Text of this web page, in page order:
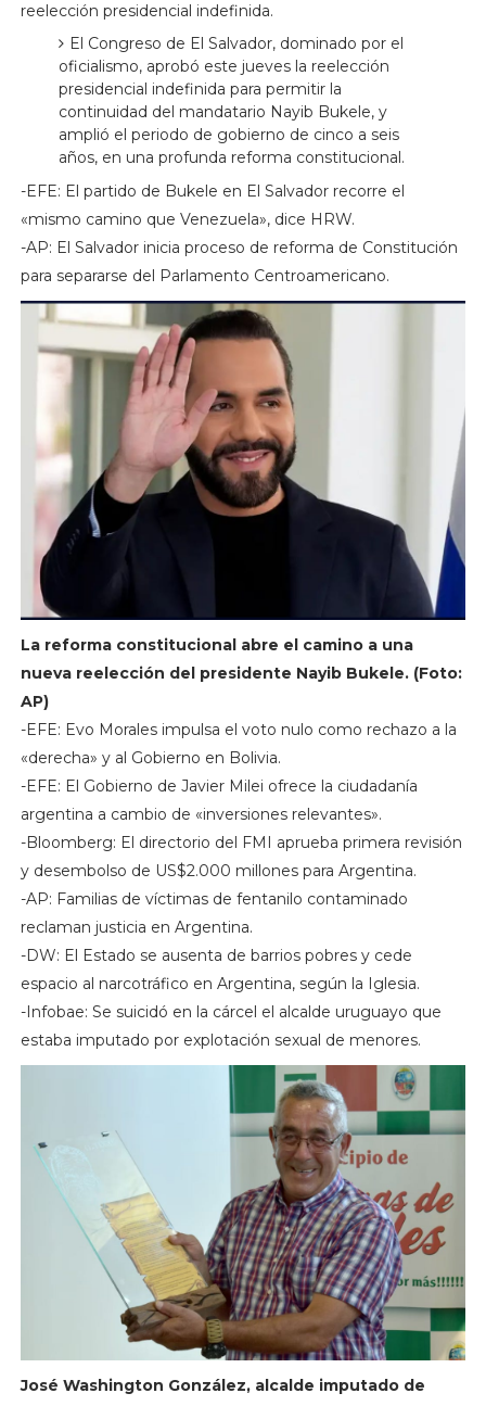
reelección presidencial indefinida.
El Congreso de El Salvador, dominado por el
oficialismo, aprobó este jueves la reelección
presidencial indefinida para permitir la
continuidad del mandatario Nayib Bukele, y
amplió el periodo de gobierno de cinco a seis
años, en una profunda reforma constitucional.
-EFE: El partido de Bukele en El Salvador recorre el
«mismo camino que Venezuela», dice HRW.
-AP: El Salvador inicia proceso de reforma de Constitución
para separarse del Parlamento Centroamericano.
La reforma constitucional abre el camino a una
nueva reelección del presidente Nayib Bukele. (Foto:
AP)
-EFE: Evo Morales impulsa el voto nulo como rechazo a la
«derecha» y al Gobierno en Bolivia.
-EFE: El Gobierno de Javier Milei ofrece la ciudadanía
argentina a cambio de «inversiones relevantes».
-Bloomberg: El directorio del FMI aprueba primera revisión
y desembolso de US$2.000 millones para Argentina.
-AP: Familias de víctimas de fentanilo contaminado
reclaman justicia en Argentina.
-DW: El Estado se ausenta de barrios pobres y cede
espacio al narcotráfico en Argentina, según la Iglesia.
-Infobae: Se suicidó en la cárcel el alcalde uruguayo que
estaba imputado por explotación sexual de menores.
José Washington González, alcalde imputado de